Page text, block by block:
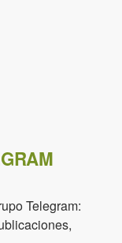
Telegram: